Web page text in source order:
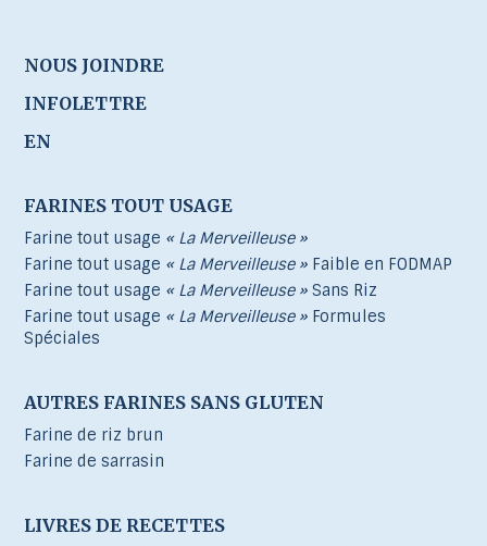
NOUS JOINDRE
INFOLETTRE
EN
FARINES TOUT USAGE
Farine tout usage « La Merveilleuse »
Farine tout usage « La Merveilleuse » Faible en FODMAP
Farine tout usage « La Merveilleuse » Sans Riz
Farine tout usage « La Merveilleuse » Formules
Spéciales
AUTRES FARINES SANS GLUTEN
Farine de riz brun
Farine de sarrasin
LIVRES DE RECETTES